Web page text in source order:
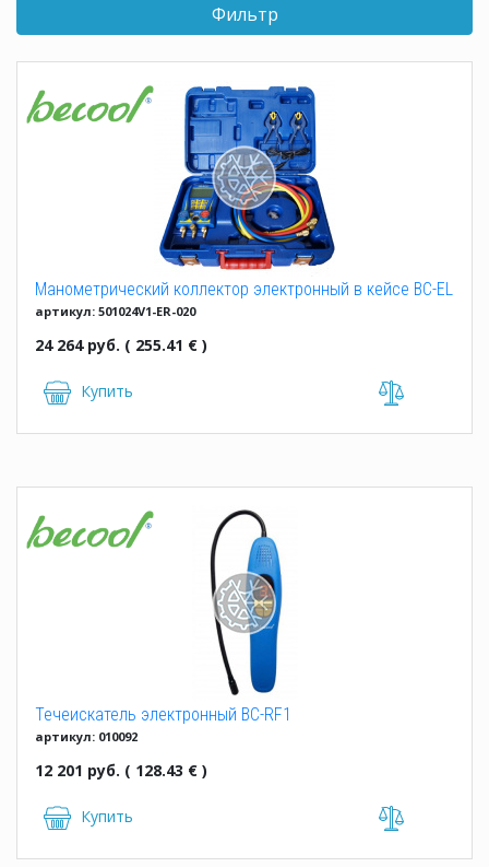
Фильтр
Манометрический коллектор электронный в кейсе BC-EL
2
артикул: 501024V1-ER-020
24 264 руб. ( 255.41 € )
Купить
Течеискатель электронный BC-RF1
артикул: 010092
12 201 руб. ( 128.43 € )
Купить